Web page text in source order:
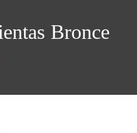
Bronce